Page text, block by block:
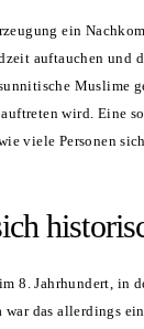
ein
auftauchen und
Muslime
wird. Eine
viele Personen
8. Jahrhundert, in
war das allerdings